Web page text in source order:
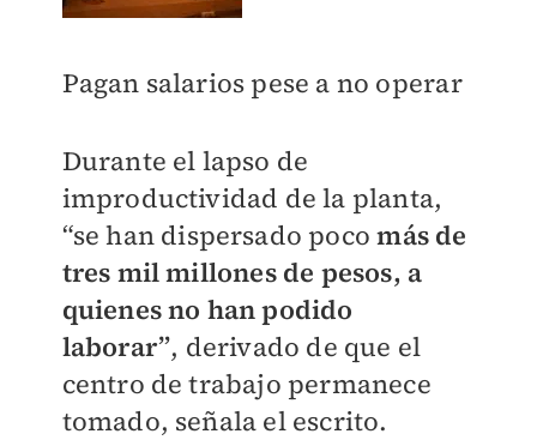
Pagan salarios pese a no operar
Durante el lapso de
improductividad de la planta,
“se han dispersado poco más de
tres mil millones de pesos, a
quienes no han podido
laborar”, derivado de que el
centro de trabajo permanece
tomado, señala el escrito.